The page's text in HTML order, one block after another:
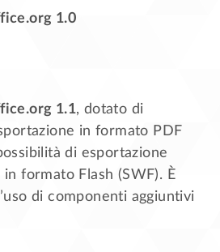
1.0
1.1, dotato di
in formato PDF
di esportazione
formato Flash (SWF). È
di componenti aggiuntivi